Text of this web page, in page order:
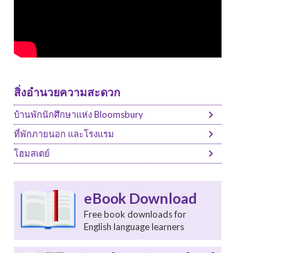
สิ่งอำนวยความสะดวก
บ้านพักนักศึกษาแห่ง Bloomsbury
ที่พักภายนอก และโรงแรม
โฮมสเตย์
eBook Download
Free book downloads for
English language learners